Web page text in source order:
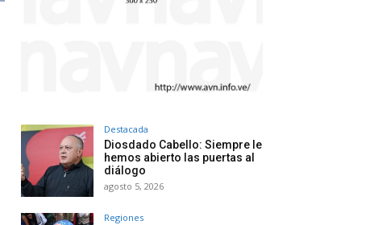
Destacada
Diosdado Cabello: Siempre le
hemos abierto las puertas al
diálogo
agosto 5, 2026
Regiones